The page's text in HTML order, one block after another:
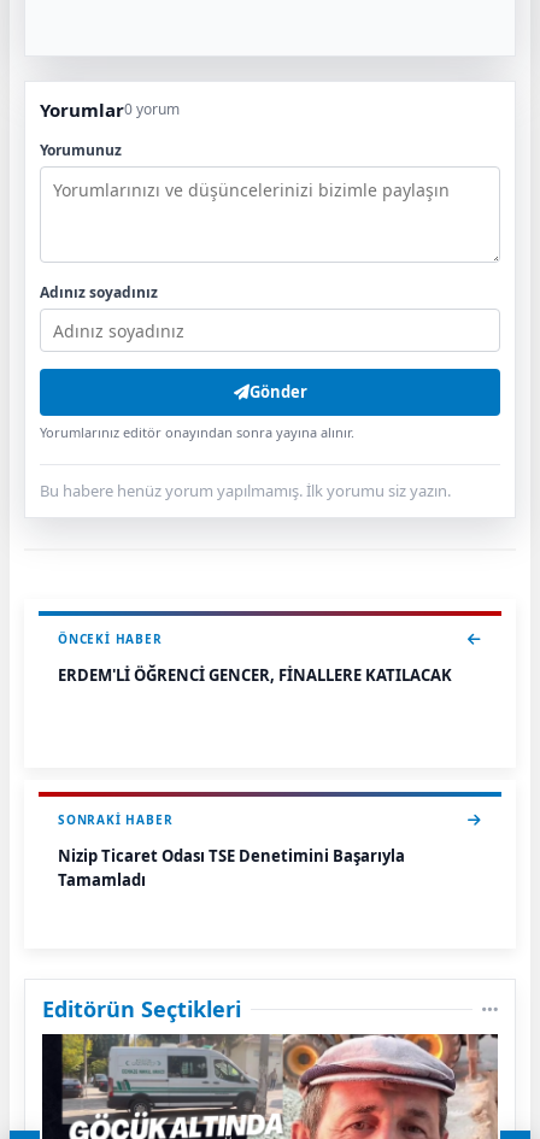
Yorumlar0 yorum
Yorumunuz
Adınız soyadınız
Gönder
Yorumlarınız editör onayından sonra yayına alınır.
Bu habere henüz yorum yapılmamış. İlk yorumu siz yazın.
ÖNCEKI HABER
ERDEM'Lİ ÖĞRENCİ GENCER, FİNALLERE KATILACAK
SONRAKI HABER
Nizip Ticaret Odası TSE Denetimini Başarıyla
Tamamladı
Editörün Seçtikleri